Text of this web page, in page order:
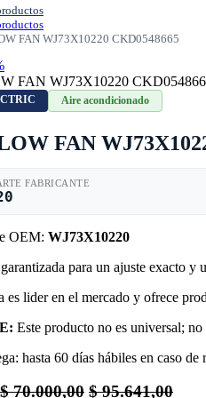
FAN WJ73X10220 CKD0548665
Aire acondicionado
FAN
FABRICANTE
OEM: WJ73X10220
para un ajuste exacto y
es lider en el mercado y ofrece
Este producto no es universal;
hasta 60 días hábiles en caso
$70.000,00 $95.641,00